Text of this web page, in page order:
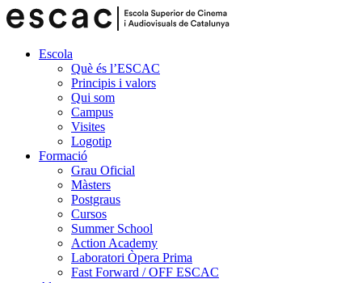
Escola
Què és l’ESCAC
Principis i valors
Qui som
Campus
Visites
Logotip
Formació
Grau Oficial
Màsters
Postgraus
Cursos
Summer School
Action Academy
Laboratori Òpera Prima
Fast Forward / OFF ESCAC